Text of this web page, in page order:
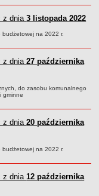
z dnia3 listopada 2022
budżetowej na 2022 r.
z dnia27 października
do zasobu komunalnego
gminne
z dnia20 października
budżetowej na 2022 r.
z dnia12 października